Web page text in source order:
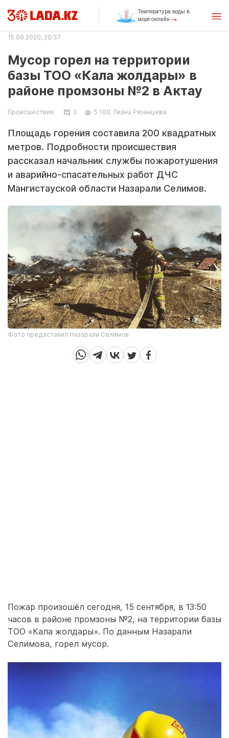
Температура воды в
море онлайн
15.09.2020, 20:37
Мусор горел на территории
базы ТОО «Кала жолдары» в
районе промзоны №2 в Актау
Происшествия 3 5 100 Лиана Рязанцева
Площадь горения составила 200 квадратных
метров. Подробности происшествия
рассказал начальник службы пожаротушения
и аварийно-спасательных работ ДЧС
Мангистауской области Назарали Селимов.
Фото предлставил Назарали Селимов
Пожар произошёл сегодня, 15 сентября, в 13:50
часов в районе промзоны №2, на территории базы
ТОО «Кала жолдары». По данным Назарали
Селимова, горел мусор.